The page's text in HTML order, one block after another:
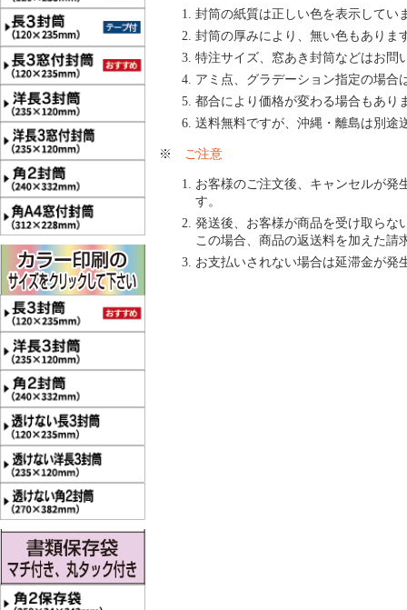
封筒の紙質は正しい色を表示してい
封筒の厚みにより、無い色もありま
特注サイズ、窓あき封筒などはお問
アミ点、グラデーション指定の場合
都合により価格が変わる場合もあり
送料無料ですが、沖縄・離島は別途
※ ご注意
お客様のご注文後、キャンセルが発
す。
発送後、お客様が商品を受け取らな
この場合、商品の返送料を加えた請
お支払いされない場合は延滞金が発